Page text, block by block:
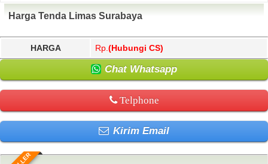
Harga Tenda Limas Surabaya
HARGA Rp. (Hubungi CS)
Chat Whatsapp
Telphone
Kirim Email